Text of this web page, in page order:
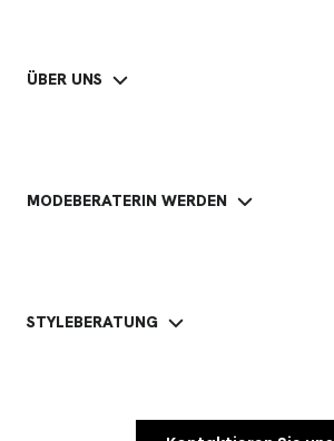
ÜBER UNS
MODEBERATERIN WERDEN
STYLEBERATUNG